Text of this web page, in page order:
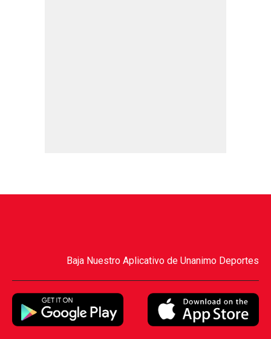
Baja Nuestro Aplicativo de Unanimo Deportes